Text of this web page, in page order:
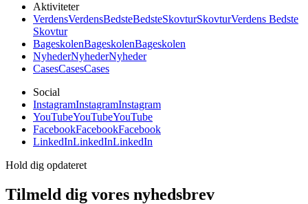
Aktiviteter
VerdensVerdensBedsteBedsteSkovturSkovturVerdens Bedste
Skovtur
BageskolenBageskolenBageskolen
NyhederNyhederNyheder
CasesCasesCases
Social
InstagramInstagramInstagram
YouTubeYouTubeYouTube
FacebookFacebookFacebook
LinkedInLinkedInLinkedIn
Hold dig opdateret
Tilmeld dig vores nyhedsbrev